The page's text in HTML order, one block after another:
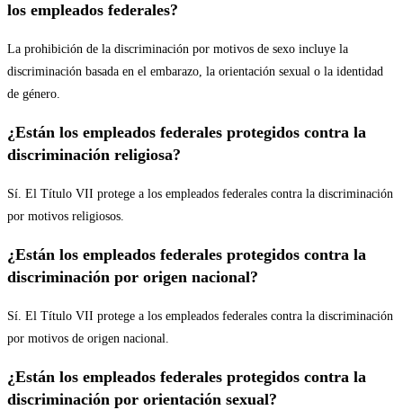
los empleados federales?
La prohibición de la discriminación por motivos de sexo incluye la
discriminación basada en el embarazo, la orientación sexual o la identidad
de género.
¿Están los empleados federales protegidos contra la
discriminación religiosa?
Sí. El Título VII protege a los empleados federales contra la discriminación
por motivos religiosos.
¿Están los empleados federales protegidos contra la
discriminación por origen nacional?
Sí. El Título VII protege a los empleados federales contra la discriminación
por motivos de origen nacional.
¿Están los empleados federales protegidos contra la
discriminación por orientación sexual?